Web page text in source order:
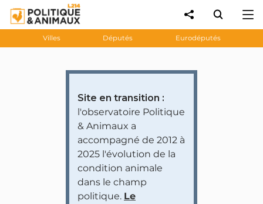
Villes Députés Eurodéputés
Site en transition :
l'observatoire Politique
& Animaux a
accompagné de 2012 à
2025 l'évolution de la
condition animale
dans le champ
politique. Le